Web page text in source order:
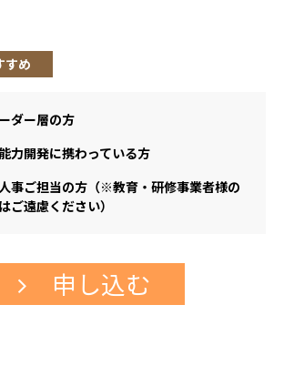
すめ
ダー層の方
力開発に携わっている方
事ご担当の方（※教育・研修事業者様の
ご遠慮ください）
申し込む